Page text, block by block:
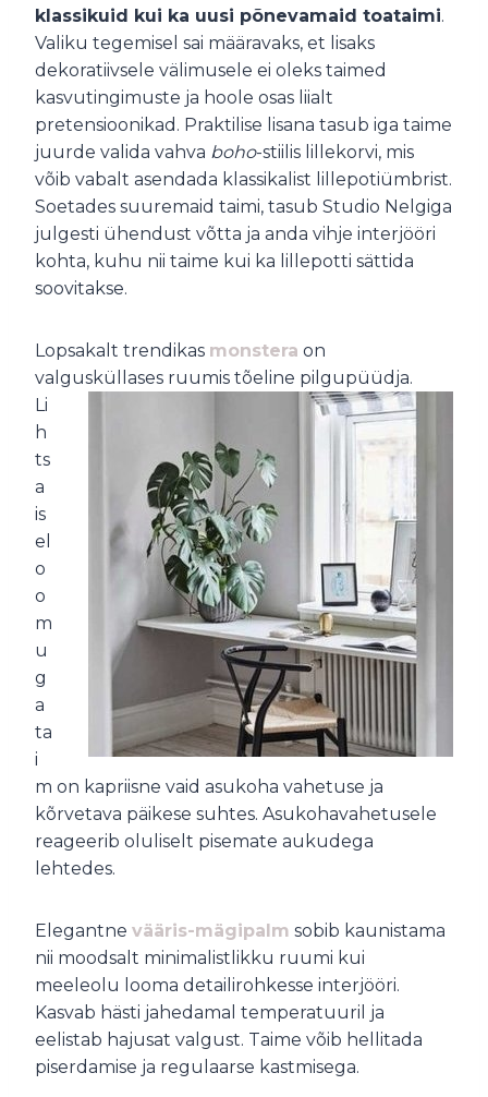
klassikuid kui ka uusi põnevamaid toataimi.
Valiku tegemisel sai määravaks, et lisaks
dekoratiivsele välimusele ei oleks taimed
kasvutingimuste ja hoole osas liialt
pretensioonikad. Praktilise lisana tasub iga taime
juurde valida vahva boho-stiilis lillekorvi, mis
võib vabalt asendada klassikalist lillepotiümbrist.
Soetades suuremaid taimi, tasub Studio Nelgiga
julgesti ühendust võtta ja anda vihje interjööri
kohta, kuhu nii taime kui ka lillepotti sättida
soovitakse.
Lopsakalt trendikas monstera on
valgusküllases ruumis tõeline pilgupüüdja.
Li
h
ts
a
is
el
o
o
m
u
g
a
ta
i
m on kapriisne vaid asukoha vahetuse ja
kõrvetava päikese suhtes. Asukohavahetusele
reageerib oluliselt pisemate aukudega
lehtedes.
Elegantne vääris-mägipalm sobib kaunistama
nii moodsalt minimalistlikku ruumi kui
meeleolu looma detailirohkesse interjööri.
Kasvab hästi jahedamal temperatuuril ja
eelistab hajusat valgust. Taime võib hellitada
piserdamise ja regulaarse kastmisega.